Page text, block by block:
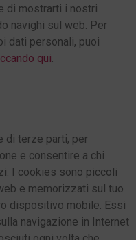
di mostrarti i nostri
navighi sul web. Per
dati personali, puoi
qui.
di terze parti, per
e consentire a chi
I cookies sono piccoli
e memorizzati sul tuo
dispositivo mobile. Essi
navigazione in Internet